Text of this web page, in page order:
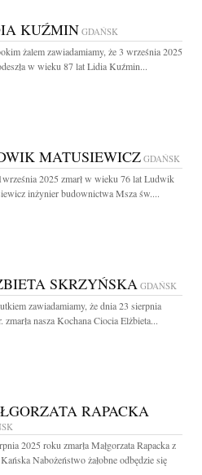
KUŹMIN GDAŃSK
żalem zawiadamiamy, że 3 września 2025
w wieku 87 lat Lidia Kuźmin...
MATUSIEWICZ GDAŃSK
2025 zmarł w wieku 76 lat Ludwik
inżynier budownictwa Msza św....
SKRZYŃSKA GDAŃSK
zawiadamiamy, że dnia 23 sierpnia
zmarła nasza Kochana Ciocia Elżbieta...
RAPACKA
2025 roku zmarła Małgorzata Rapacka z
Nabożeństwo żałobne odbędzie się